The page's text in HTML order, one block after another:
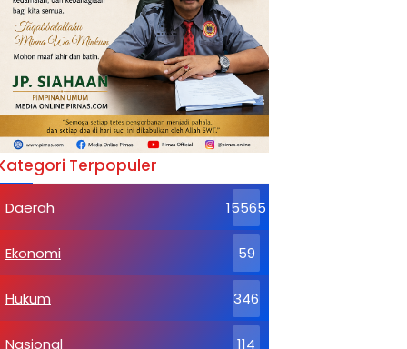
Terpopuler
Daerah 15565
Ekonomi 59
Hukum 346
Nasional 114